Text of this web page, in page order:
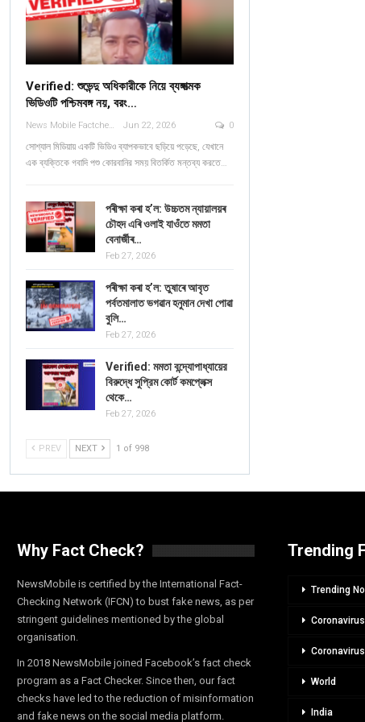
Verified: শুভেন্দু অধিকারীকে নিয়ে ব্যঙ্গাত্মক
ভিডিওটি পশ্চিমবঙ্গ নয়, বরং…
News Mobile Factcheck Bureau Jun 22, 2026 0
সোশ্যাল মিডিয়ায় একটি ভিডিও ব্যাপকভাবে ছড়িয়ে পড়েছে, যেখানে
এক ব্যক্তিকে গবাদি পশু কোরবানির সময় বিতর্কিত মন্তব্য করতে…
পৰীক্ষা কৰা হ’ল: উচ্চতম ন্যায়ালয়ৰ
চৌহদ এৰি ওলাই যাওঁতে মমতা
বেনাৰ্জীৰ…
Feb 27, 2026
পৰীক্ষা কৰা হ’ল: তুষাৰে আবৃত
পৰ্বতমালাত ভগৱান হনুমান দেখা পোৱা
বুলি…
Feb 27, 2026
Verified: মমতা বন্দ্যোপাধ্যায়ের
বিরুদ্ধে সুপ্রিম কোর্ট কমপ্লেক্স
থেকে…
Feb 27, 2026
PREV NEXT 1 of 998
Why Fact Check?
NewsMobile is certified by the International Fact-
Checking Network (IFCN) to bust fake news, as per
stringent guidelines mentioned by the global
organisation.
In 2018 NewsMobile joined Facebook’s fact check
program as a Fact Checker. Since then, our fact
checks have led to the reduction of misinformation
and fake news on the social media platform.
Trending
Trending
Coronavirus
World
India